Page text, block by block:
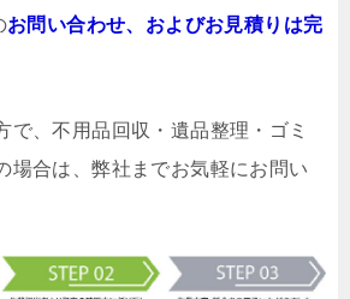
お問い合わせ、およびお見積りは完
で、不用品回収・遺品整理・ゴミ
場合は、弊社までお気軽にお問い